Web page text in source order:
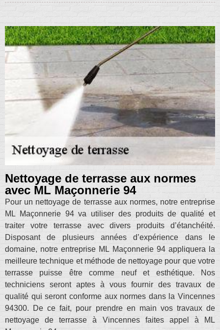
Nettoyage de terrasse aux normes
avec ML Maçonnerie 94
Pour un nettoyage de terrasse aux normes, notre entreprise
ML Maçonnerie 94 va utiliser des produits de qualité et
traiter votre terrasse avec divers produits d’étanchéité.
Disposant de plusieurs années d’expérience dans le
domaine, notre entreprise ML Maçonnerie 94 appliquera la
meilleure technique et méthode de nettoyage pour que votre
terrasse puisse être comme neuf et esthétique. Nos
techniciens seront aptes à vous fournir des travaux de
qualité qui seront conforme aux normes dans la Vincennes
94300. De ce fait, pour prendre en main vos travaux de
nettoyage de terrasse à Vincennes faites appel à ML